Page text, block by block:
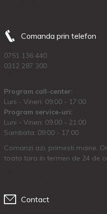
Comanda prin telefon
0751 136 440
0312 287 300
Program call-center:
Luni - Vineri: 09:00 - 17:00
Program service-uri:
Luni - Vineri: 09.00 - 21:00
Sambata: 09:00 - 17:00
Comanzi azi, primesti maine.
toata tara in termen de 24 de
Contact